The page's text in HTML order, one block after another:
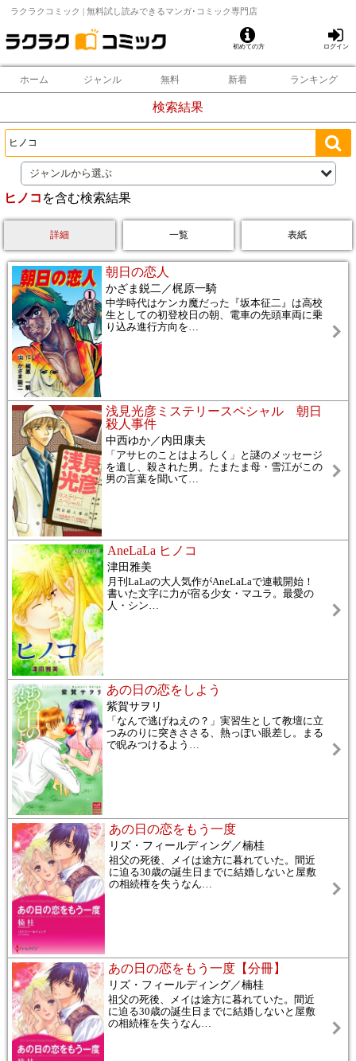
ラクラクコミック | 無料試し読みできるマンガ･コミック専門店
初めての方 ログイン
ホーム ジャンル 無料 新着 ランキング
検索結果
ジャンルから選ぶ
ヒノコ を含む検索結果
詳細 一覧 表紙
朝日の恋人
かざま鋭二／梶原一騎
中学時代はケンカ魔だった『坂本征二』は高校
生としての初登校日の朝、電車の先頭車両に乗
り込み進行方向を…
浅見光彦ミステリースペシャル 朝日
殺人事件
中西ゆか／内田康夫
「アサヒのことはよろしく」と謎のメッセージ
を遺し、殺された男。たまたま母・雪江がこの
男の言葉を聞いて…
AneLaLa ヒノコ
津田雅美
月刊LaLaの大人気作がAneLaLaで連載開始！
書いた文字に力が宿る少女・マユラ。最愛の
人・シン…
あの日の恋をしよう
紫賀サヲリ
「なんで逃げねえの？」実習生として教壇に立
つみのりに突きささる、熱っぽい眼差し。まる
で睨みつけるよう …
あの日の恋をもう一度
リズ・フィールディング／楠桂
祖父の死後、メイは途方に暮れていた。間近
に迫る30歳の誕生日までに結婚しないと屋敷
の相続権を失うなん…
あの日の恋をもう一度【分冊】
リズ・フィールディング／楠桂
祖父の死後、メイは途方に暮れていた。間近
に迫る30歳の誕生日までに結婚しないと屋敷
の相続権を失うなん…